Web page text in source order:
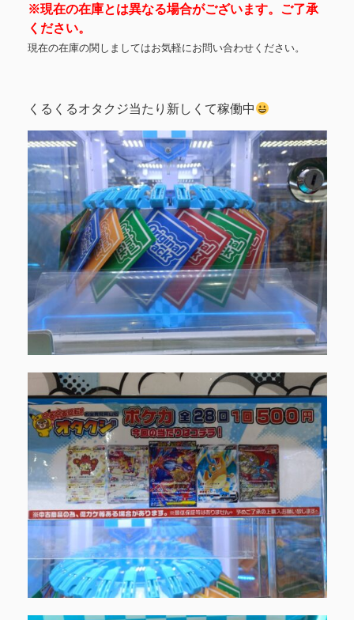
※現在の在庫とは異なる場合がございます。ご了承
ください。
現在の在庫の関しましてはお気軽にお問い合わせください。
くるくるオタクジ当たり新しくて稼働中